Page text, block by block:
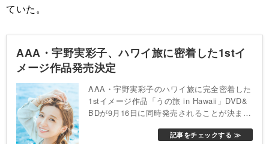
ていた。
AAA・宇野実彩子、ハワイ旅に密着した1stイ
メージ作品発売決定
AAA・宇野実彩子のハワイ旅に完全密着した
1stイメージ作品「うの旅 in Hawaii」DVD&
BDが9月16日に同時発売されることが決まっ
野に密着。洗浄でのリラックスした表情や、
記事をチェックする ≫